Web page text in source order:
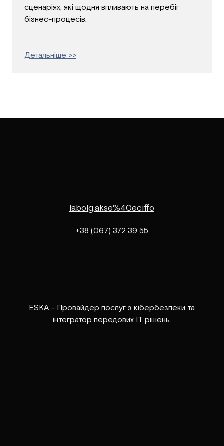
сценаріях, які щодня впливають на перебіг
бізнес-процесів.
Детальніше >>
labolg.akse%40eciffo
+38 (067) 372 39 55
ESKA - Провайдер послуг з кібербезпеки та
інтегратор передових ІТ рішень.